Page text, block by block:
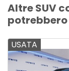
Altre SUV
USATA